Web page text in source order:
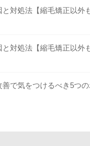
と対処法【縮毛矯正以外
と対処法【縮毛矯正以外
で気をつけるべき5つの